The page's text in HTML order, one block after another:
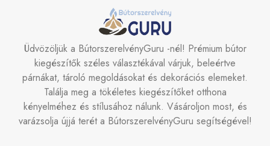
Üdvözöljük a BútorszerelvényGuru -nél! Prémium bútor
kiegészítők széles választékával várjuk, beleértve
párnákat, tároló megoldásokat és dekorációs elemeket.
Találja meg a tökéletes kiegészítőket otthona
kényelméhez és stílusához nálunk. Vásároljon most, és
varázsolja újjá terét a BútorszerelvényGuru segítségével!